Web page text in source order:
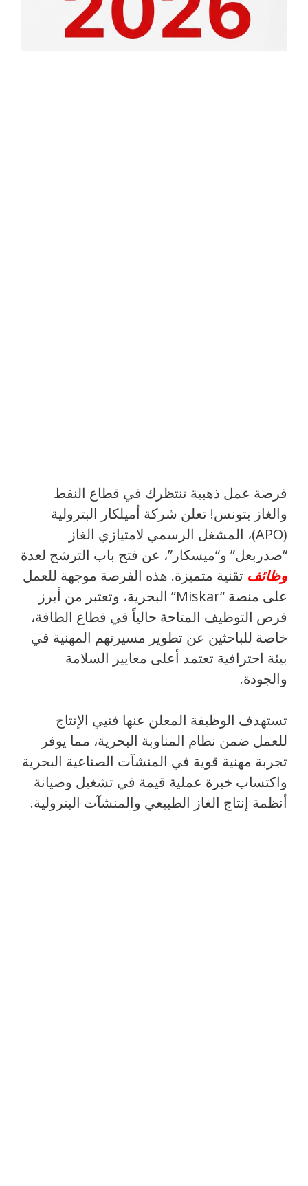
فرصة عمل ذهبية تنتظرك في قطاع النفط
والغاز بتونس! تعلن شركة أميلكار البترولية
(APO)، المشغل الرسمي لامتيازي الغاز
“صدربعل” و“ميسكار”، عن فتح باب الترشح لعدة
وظائف تقنية متميزة. هذه الفرصة موجهة للعمل
على منصة “Miskar” البحرية، وتعتبر من أبرز
فرص التوظيف المتاحة حالياً في قطاع الطاقة،
خاصة للباحثين عن تطوير مسيرتهم المهنية في
بيئة احترافية تعتمد أعلى معايير السلامة
والجودة.
تستهدف الوظيفة المعلن عنها فنيي الإنتاج
للعمل ضمن نظام المناوبة البحرية، مما يوفر
تجربة مهنية قوية في المنشآت الصناعية البحرية
واكتساب خبرة عملية قيمة في تشغيل وصيانة
أنظمة إنتاج الغاز الطبيعي والمنشآت البترولية.